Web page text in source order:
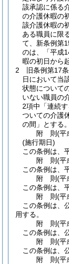
該承認に係る
の介護休暇の
該介護休暇の
ある職員に限
て、新条例第
のは、「平成
暇の初日から
2
旧条例第17
日において当
状態について
いない職員の
2項中「連続
ついての介護
の間」とする。
附 則(平
(施行期日)
この条例は、
附 則(平
この条例は、
附 則(平
この条例は、
附 則(平
この条例は、
用する。
附 則(平
この条例は、
附 則(平
この条例は、
附 則(平